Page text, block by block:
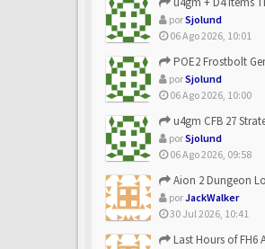
porSjolund
06 Ago 2026, 10:01
POE2 Frostbolt Gemling Builds Get
porSjolund
06 Ago 2026, 10:00
u4gm CFB 27 Strategy Guide: The
porSjolund
06 Ago 2026, 09:58
Aion 2 Dungeon Loot Decisions:
porJackWalker
30 Jul 2026, 10:41
Last Hours of FH6 Autumn: U4N and